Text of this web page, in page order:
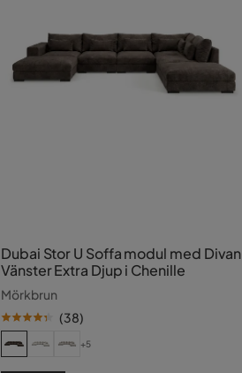
Dubai Stor U Soffa modul med Divan
Vänster Extra Djup i Chenille
Mörkbrun
(38)
+5